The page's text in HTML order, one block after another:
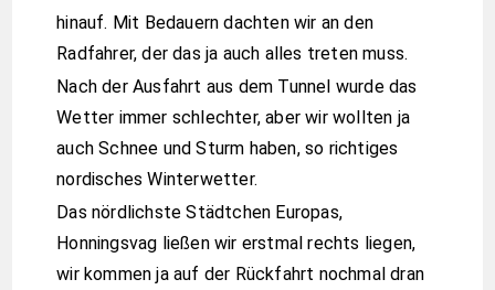
hinauf. Mit Bedauern dachten wir an den
Radfahrer, der das ja auch alles treten muss.
Nach der Ausfahrt aus dem Tunnel wurde das
Wetter immer schlechter, aber wir wollten ja
auch Schnee und Sturm haben, so richtiges
nordisches Winterwetter.
Das nördlichste Städtchen Europas,
Honningsvag ließen wir erstmal rechts liegen,
wir kommen ja auf der Rückfahrt nochmal dran